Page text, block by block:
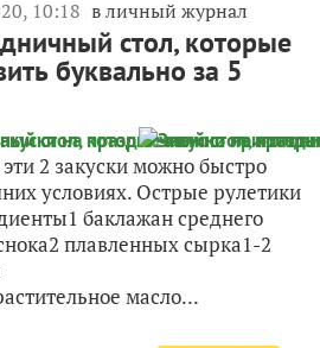
10:18 в личный журнал
стол, которые
буквально за 5
2 закуски можно быстро
условиях. Острые рулетики
баклажан среднего
плавленных сырка1-2
масло...